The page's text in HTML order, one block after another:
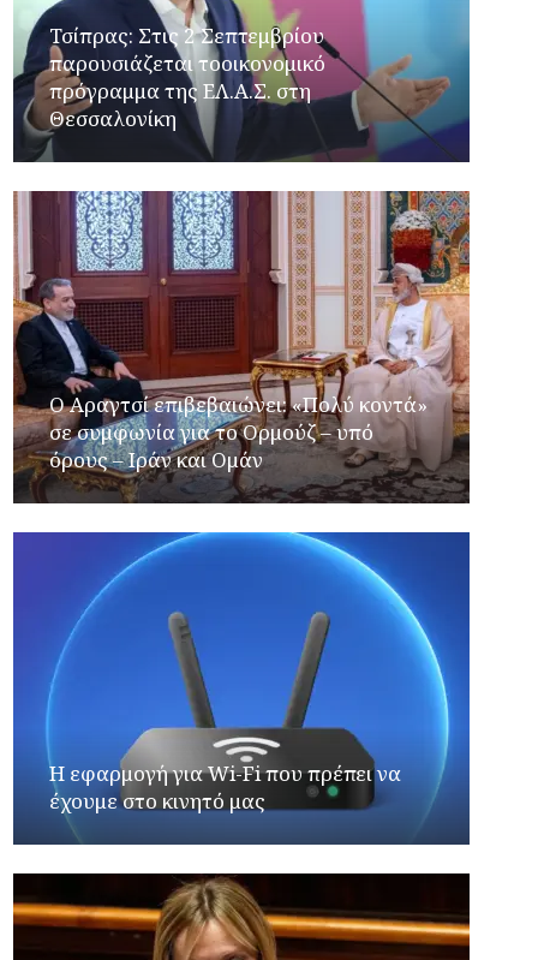
Τσίπρας: Στις 2 Σεπτεμβρίου
παρουσιάζεται τοοικονομικό
πρόγραμμα της ΕΛ.Α.Σ. στη
Θεσσαλονίκη
Ο Αραγτσί επιβεβαιώνει: «Πολύ κοντά»
σε συμφωνία για το Ορμούζ – υπό
όρους – Ιράν και Ομάν
Η εφαρμογή για Wi-Fi που πρέπει να
έχουμε στο κινητό μας